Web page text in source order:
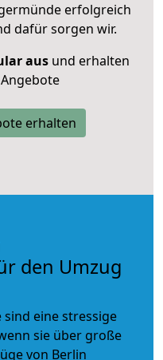
erfolgreich
dafür sorgen wir.
ausund erhalten
erhalten
den Umzug
eine stressige
sie über große
von Berlin